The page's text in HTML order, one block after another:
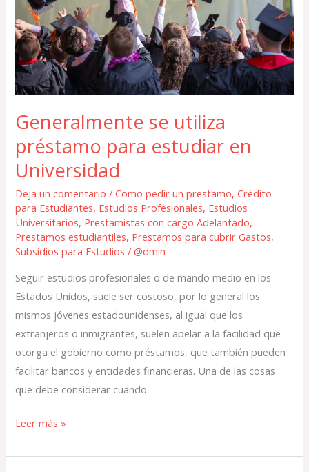
Generalmente se utiliza
préstamo para estudiar en
Universidad
Deja un comentario /Como pedir un prestamo,Crédito
para Estudiantes, Estudios Profesionales, Estudios
Universitarios, Prestamistas con cargo Adelantado,
Prestamos estudiantiles, Prestamos para cubrir Gastos,
Subsidios para Estudios /@dmin
Seguir estudios profesionales o de mando medio en los
Estados Unidos, suele ser costoso, por lo general los
mismos jóvenes estadounidenses, al igual que los
extranjeros o inmigrantes, suelen apelar a la facilidad que
otorga el gobierno como préstamos, que también pueden
facilitar bancos y entidades financieras. Una de las cosas
que debe considerar cuando
estudiar
en
Universidad
Leer más »